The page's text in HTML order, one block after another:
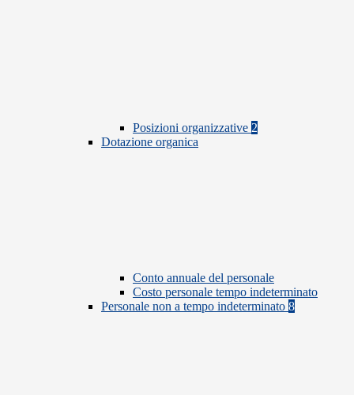
Posizioni organizzative 2
Dotazione organica
Conto annuale del personale
Costo personale tempo indeterminato
Personale non a tempo indeterminato 8